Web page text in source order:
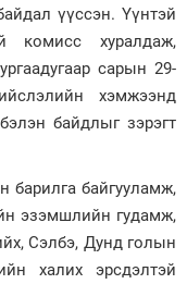
үүссэн. Үүнтэй
комисс хуралдаж,
сарын 29-
хэмжээнд
байдлыг зэрэгт
барилга байгууламж,
эзэмшлийн гудамж,
Сэлбэ, Дунд голын
халих эрсдэлтэй